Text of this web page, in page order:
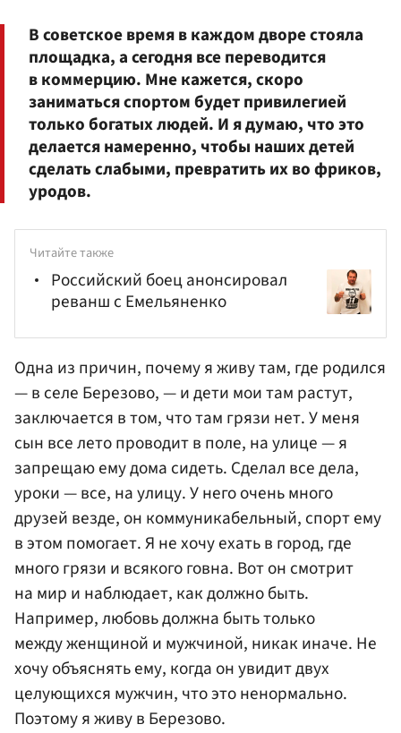
В советское время в каждом дворе стояла
площадка, а сегодня все переводится
в коммерцию. Мне кажется, скоро
заниматься спортом будет привилегией
только богатых людей. И я думаю, что это
делается намеренно, чтобы наших детей
сделать слабыми, превратить их во фриков,
уродов.
Читайте также
Российский боец анонсировал
реванш с Емельяненко
Одна из причин, почему я живу там, где родился
— в селе Березово, — и дети мои там растут,
заключается в том, что там грязи нет. У меня
сын все лето проводит в поле, на улице — я
запрещаю ему дома сидеть. Сделал все дела,
уроки — все, на улицу. У него очень много
друзей везде, он коммуникабельный, спорт ему
в этом помогает. Я не хочу ехать в город, где
много грязи и всякого говна. Вот он смотрит
на мир и наблюдает, как должно быть.
Например, любовь должна быть только
между женщиной и мужчиной, никак иначе. Не
хочу объяснять ему, когда он увидит двух
целующихся мужчин, что это ненормально.
Поэтому я живу в Березово.